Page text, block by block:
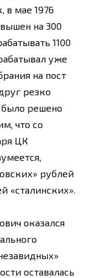
в мае 1976
на 300
1100
уже
на пост
резко
было решено
что со
ЦК
рублей
«сталинских».
оказался
оставалась